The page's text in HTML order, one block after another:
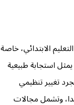
الابتدائي، خاصة
يمثل استجابة طبيعية
تغيير تنظيمي
وتشمل مجالات